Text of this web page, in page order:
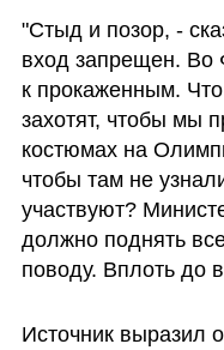
"Стыд и позор, -
вход запрещен. Во
к прокаженным.
захотят, чтобы мы
костюмах на
чтобы там не
участвуют?
должно поднять
поводу. Вплоть до
Источник выразил